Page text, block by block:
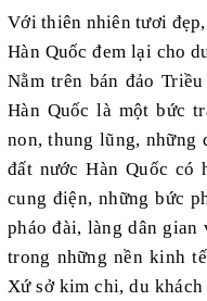
Với thiên nhiên tươi
Hàn Quốc đem lại cho
Nằm trên bán đảo
Hàn Quốc là một bức
non, thung lũng, những
đất nước Hàn Quốc có
cung điện, những bức
pháo đài, làng dân gian
trong những nền kinh
Xứ sở kim chi, du